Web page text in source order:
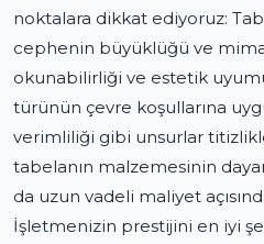
noktalara dikkat ediyoruz:
cephenin büyüklüğü ve
okunabilirliği ve estetik
türünün çevre koşullarına
verimliliği gibi unsurlar
tabelanın malzemesinin
da uzun vadeli maliyet
İşletmenizin prestijini en iyi